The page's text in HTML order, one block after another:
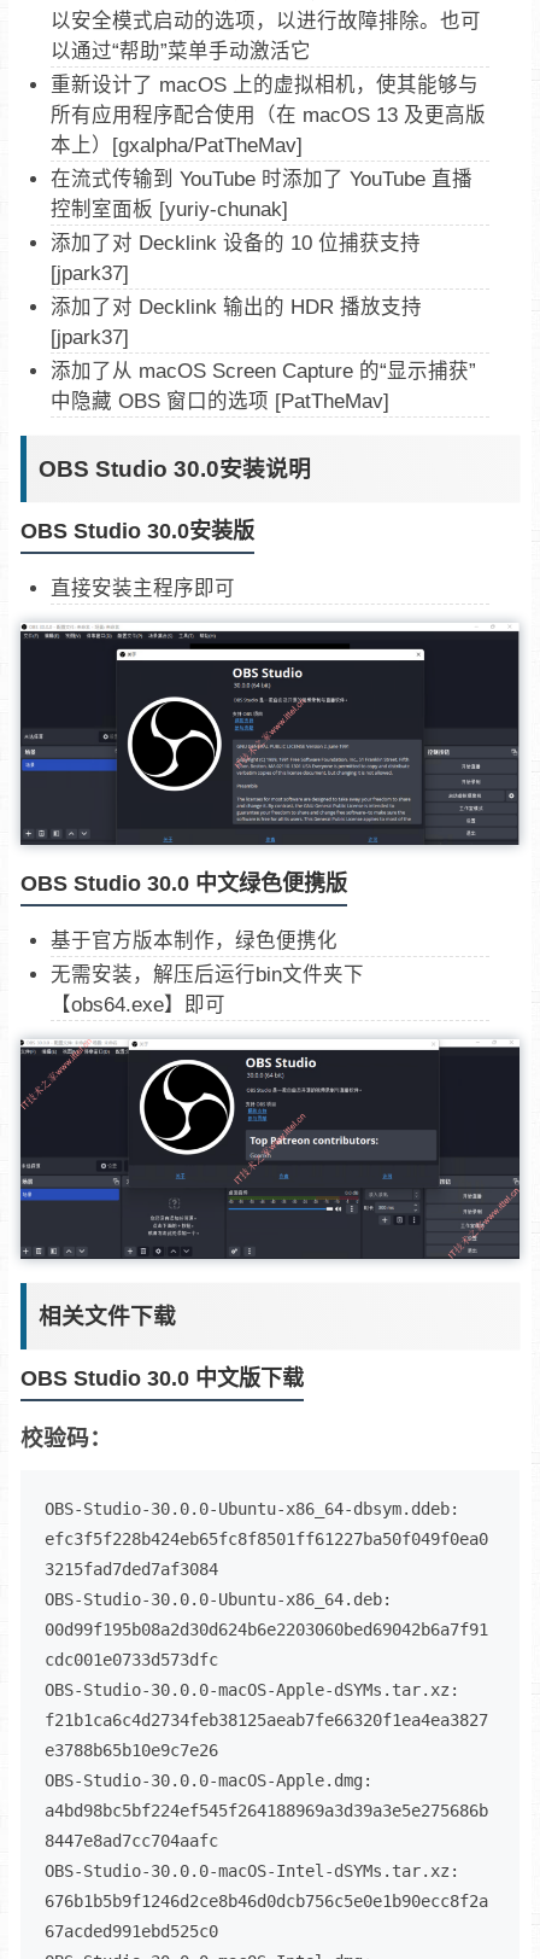
以安全模式启动的选项，以进行故障排除。也可
以通过“帮助”菜单手动激活它
重新设计了 macOS 上的虚拟相机，使其能够与
所有应用程序配合使用（在 macOS 13 及更高版
本上）[gxalpha/PatTheMav]
在流式传输到 YouTube 时添加了 YouTube 直播
控制室面板 [yuriy-chunak]
添加了对 Decklink 设备的 10 位捕获支持
[jpark37]
添加了对 Decklink 输出的 HDR 播放支持
[jpark37]
添加了从 macOS Screen Capture 的“显示捕获”
中隐藏 OBS 窗口的选项 [PatTheMav]
OBS Studio 30.0安装说明
OBS Studio 30.0安装版
直接安装主程序即可
OBS Studio 30.0 中文绿色便携版
基于官方版本制作，绿色便携化
无需安装，解压后运行bin文件夹下
【obs64.exe】即可
相关文件下载
OBS Studio 30.0 中文版下载
校验码：
OBS-Studio-30.0.0-Ubuntu-x86_64-dbsym.ddeb:
efc3f5f228b424eb65fc8f8501ff61227ba50f049f0ea0
3215fad7ded7af3084
OBS-Studio-30.0.0-Ubuntu-x86_64.deb:
00d99f195b08a2d30d624b6e2203060bed69042b6a7f91
cdc001e0733d573dfc
OBS-Studio-30.0.0-macOS-Apple-dSYMs.tar.xz:
f21b1ca6c4d2734feb38125aeab7fe66320f1ea4ea3827
e3788b65b10e9c7e26
OBS-Studio-30.0.0-macOS-Apple.dmg:
a4bd98bc5bf224ef545f264188969a3d39a3e5e275686b
8447e8ad7cc704aafc
OBS-Studio-30.0.0-macOS-Intel-dSYMs.tar.xz:
676b1b5b9f1246d2ce8b46d0dcb756c5e0e1b90ecc8f2a
67acded991ebd525c0